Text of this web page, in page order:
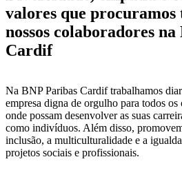
valores que
nossos colaboradores
Cardif
Na BNP Paribas Cardif trabalhamos
empresa digna de orgulho para todos
onde possam desenvolver as suas
como indivíduos. Além disso,
inclusão, a multiculturalidade e a
projetos sociais e profissionais.